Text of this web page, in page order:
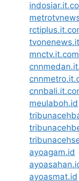
mnctv.it.com
meulaboh.id
ayoagam.id
ayoasmat.id